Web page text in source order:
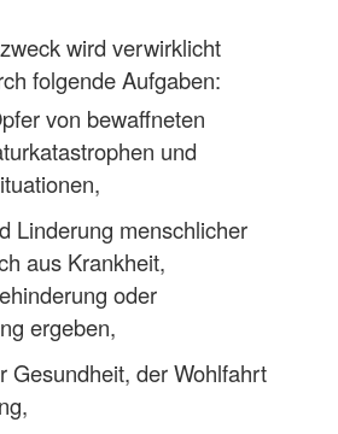
wird verwirklicht
folgende Aufgaben:
von bewaffneten
und
Linderung menschlicher
aus Krankheit,
oder
ergeben,
Gesundheit, der Wohlfahrt